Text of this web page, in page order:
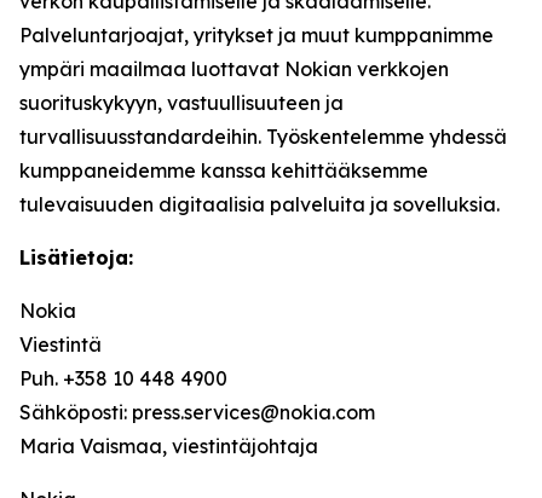
Palveluntarjoajat, yritykset ja muut kumppanimme
ympäri maailmaa luottavat Nokian verkkojen
suorituskykyyn, vastuullisuuteen ja
turvallisuusstandardeihin. Työskentelemme yhdessä
kumppaneidemme kanssa kehittääksemme
tulevaisuuden digitaalisia palveluita ja sovelluksia.
Lisätietoja:
Nokia
Viestintä
Puh. +358 10 448 4900
Sähköposti: press.services@nokia.com
Maria Vaismaa, viestintäjohtaja